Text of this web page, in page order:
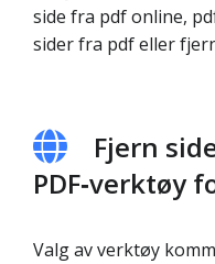
side fra pdf online,
sider fra pdf eller
Fjern
PDF‑verktøy
Valg av verktøy